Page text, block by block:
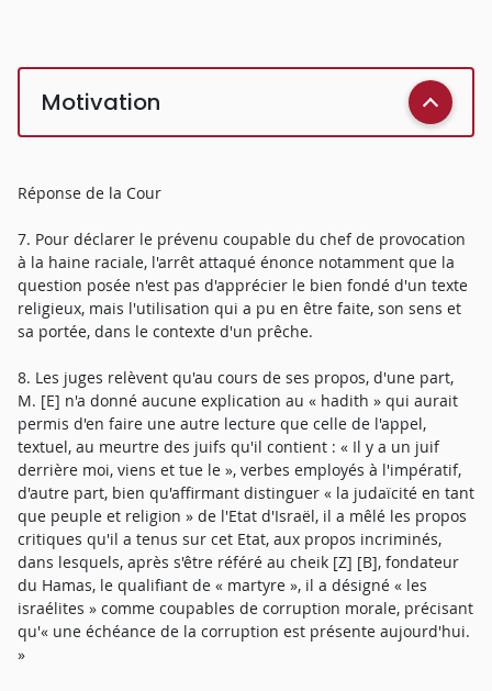
Motivation
Réponse de la Cour
7. Pour déclarer le prévenu coupable du chef de provocation
à la haine raciale, l'arrêt attaqué énonce notamment que la
question posée n'est pas d'apprécier le bien fondé d'un texte
religieux, mais l'utilisation qui a pu en être faite, son sens et
sa portée, dans le contexte d'un prêche.
8. Les juges relèvent qu'au cours de ses propos, d'une part,
M. [E] n'a donné aucune explication au « hadith » qui aurait
permis d'en faire une autre lecture que celle de l'appel,
textuel, au meurtre des juifs qu'il contient : « Il y a un juif
derrière moi, viens et tue le », verbes employés à l'impératif,
d'autre part, bien qu'affirmant distinguer « la judaïcité en tant
que peuple et religion » de l'Etat d'Israël, il a mêlé les propos
critiques qu'il a tenus sur cet Etat, aux propos incriminés,
dans lesquels, après s'être référé au cheik [Z] [B], fondateur
du Hamas, le qualifiant de « martyre », il a désigné « les
israélites » comme coupables de corruption morale, précisant
qu'« une échéance de la corruption est présente aujourd'hui.
»